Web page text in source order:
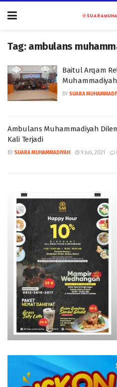
Tag: ambulans
Baitul Arqam
BY SUARA
Ambulans Muhammadiyah
Kali Terjadi
BY SUARA MUHAMMADIYAH 9 Juli, 2021